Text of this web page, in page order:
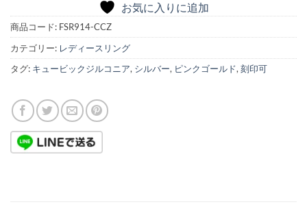
お気に入りに追加
商品コード: FSR914-CCZ
カテゴリー: レディースリング
タグ: キュービックジルコニア, シルバー, ピンクゴールド, 刻印可